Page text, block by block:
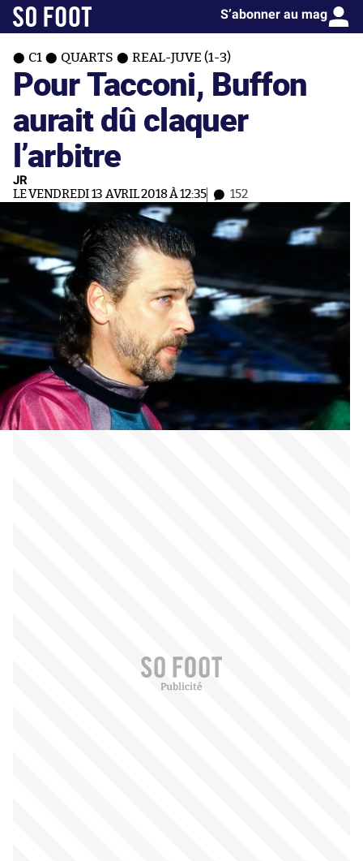
S’abonner au mag
C1 QUARTS REAL-JUVE (1-3)
Pour Tacconi, Buffon
aurait dû claquer
l’arbitre
JR
LE VENDREDI 13 AVRIL 2018 À 12:35 152